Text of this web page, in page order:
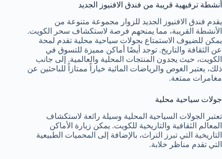
أنشطة ترفيهية قريبة من فندق الافنيوز الجديد
يقدم فندق الافنيوز الجديد للزوار مجموعة متنوعة من
الأنشطة القريبة، مما يمنحهم فرصة لاستكشاف سحر الكويت.
يمكن للضيوف الاستمتاع بجولات سياحية محلية تقدم لمحة
عن الثقافة والتاريخ. توجد أيضًا أماكن مميزة للتسوق في
الكويت، حيث يجدون المنتجات المحلية والعالمية. إلى جانب
ذلك، يعتبر الغوص والرياضات المائية خياراً ممتازاً للباحثين عن
مغامرات ممتعة.
جولات سياحية محلية
تعتبر الجولات السياحية المحلية وسيلة رائعة لاستكشاف
المعالم الثقافية والتاريخية للكويت. يمكن زيارة الأماكن
التاريخية التي تبرز التراث، بالإضافة إلى المحميات الطبيعية
التي تقدم مناظر خلابة.